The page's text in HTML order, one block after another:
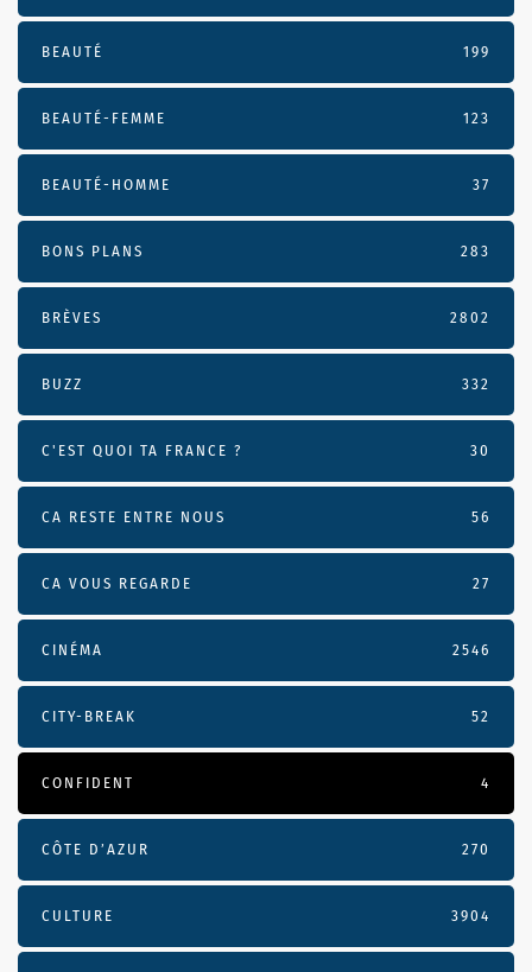
BEAUTÉ 199
BEAUTÉ-FEMME 123
BEAUTÉ-HOMME 37
BONS PLANS 283
BRÈVES 2802
BUZZ 332
C'EST QUOI TA FRANCE ? 30
CA RESTE ENTRE NOUS 56
CA VOUS REGARDE 27
CINÉMA 2546
CITY-BREAK 52
CONFIDENT 4
CÔTE D’AZUR 270
CULTURE 3904